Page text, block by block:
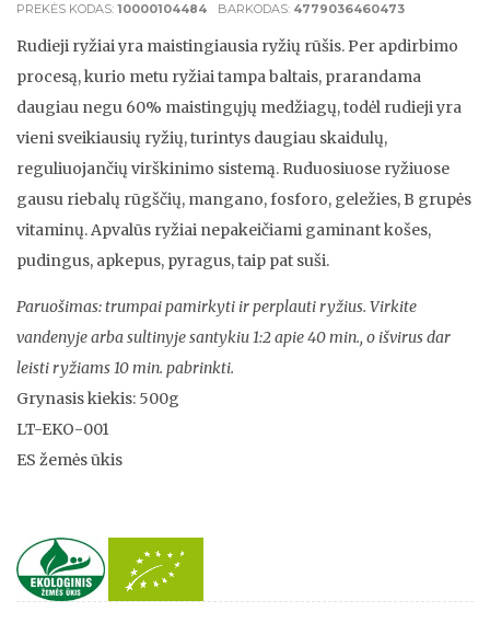
PREKĖS KODAS: 10000104484 BARKODAS: 4779036460473
Rudieji ryžiai yra maistingiausia ryžių rūšis. Per apdirbimo
procesą, kurio metu ryžiai tampa baltais, prarandama
daugiau negu 60% maistingųjų medžiagų, todėl rudieji yra
vieni sveikiausių ryžių, turintys daugiau skaidulų,
reguliuojančių virškinimo sistemą. Ruduosiuose ryžiuose
gausu riebalų rūgščių, mangano, fosforo, geležies, B grupės
vitaminų. Apvalūs ryžiai nepakeičiami gaminant košes,
pudingus, apkepus, pyragus, taip pat suši.
Paruošimas: trumpai pamirkyti ir perplauti ryžius. Virkite
vandenyje arba sultinyje santykiu 1:2 apie 40 min., o išvirus dar
leisti ryžiams 10 min. pabrinkti.
Grynasis kiekis: 500g
LT-EKO-001
ES žemės ūkis